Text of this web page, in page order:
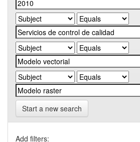
Start a new search
Add filters: